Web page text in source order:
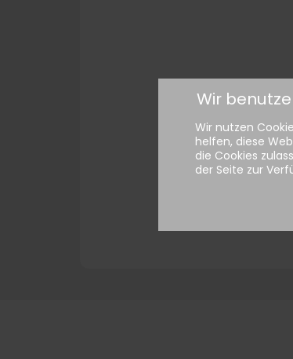
Wir
Wir nutzen
helfen, diese
die Cookies
der Seite zur